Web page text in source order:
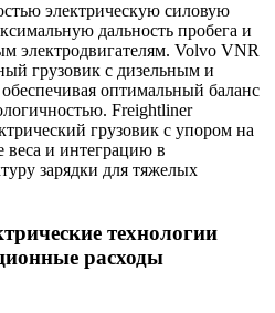
электрическую силовую
дальность пробега и
электродвигателям. Volvo VNR
грузовик с дизельным и
оптимальный баланс
Freightliner
грузовик с упором на
веса и интеграцию в
зарядки для тяжелых
технологии
расходы